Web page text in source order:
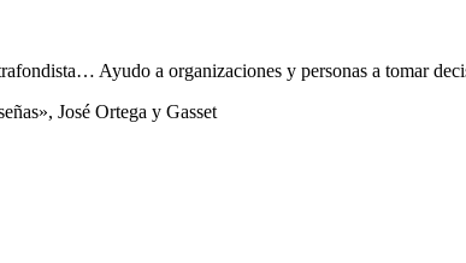
Ayudo a organizaciones y personas a tomar
José Ortega y Gasset